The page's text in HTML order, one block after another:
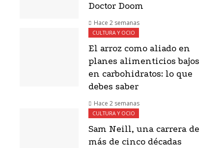
Doctor Doom
Hace 2 semanas
CULTURA Y OCIO
El arroz como aliado en
planes alimenticios bajos
en carbohidratos: lo que
debes saber
Hace 2 semanas
CULTURA Y OCIO
Sam Neill, una carrera de
más de cinco décadas